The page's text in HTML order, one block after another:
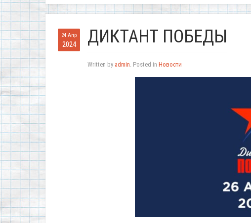
24 Апр
2024 ДИКТАНТ ПОБЕДЫ
Written by admin. Posted in Новости